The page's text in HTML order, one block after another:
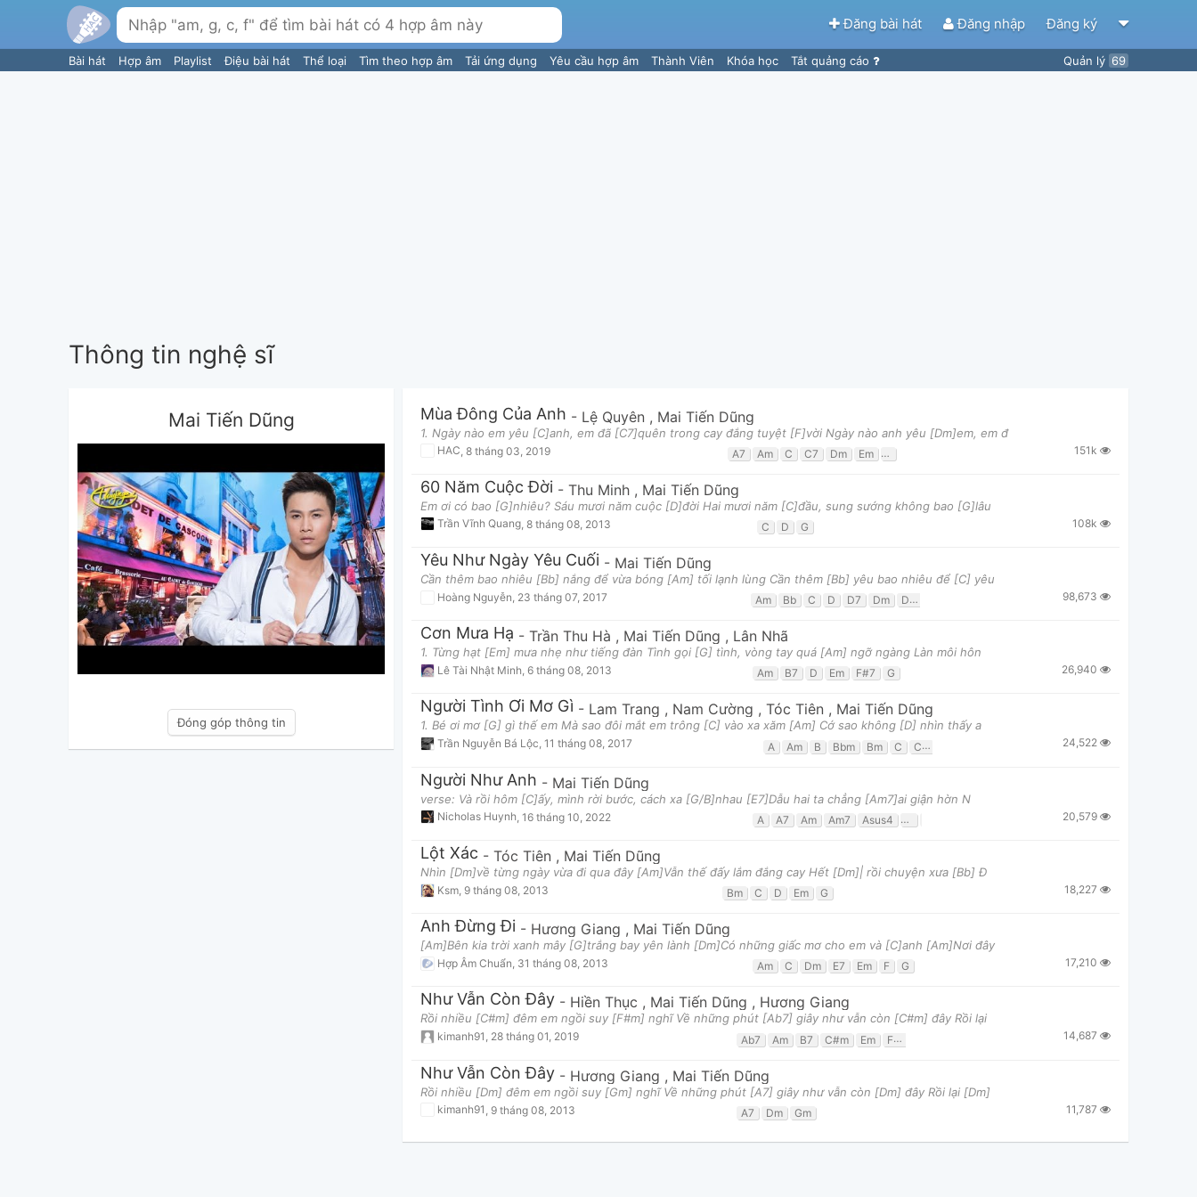
Đăng bài hát Đăng nhập Đăng ký
Bài hát Hợp âm Playlist Điệu bài hát Thể loại Tìm theo hợp âm Tải ứng dụng Yêu cầu hợp âm Thành Viên Khóa học Tắt quảng cáo Quản lý 69
Thông tin nghệ sĩ
Mai Tiến Dũng
Đóng góp thông tin
Mùa Đông Của Anh - Lệ Quyên , Mai Tiến Dũng
1. Ngày nào em yêu [C]anh, em đã [C7]quên trong cay đắng tuyệt [F]vời Ngày nào anh yêu [Dm]em, em đ
HAC 8 tháng 03, 2019 A7 Am C C7 Dm Em F 151k
60 Năm Cuộc Đời - Thu Minh , Mai Tiến Dũng
Em ơi có bao [G]nhiêu? Sáu mươi năm cuộc [D]đời Hai mươi năm [C]đầu, sung sướng không bao [G]lâu
Trần Vĩnh Quang 8 tháng 08, 2013 C D G 108k
Yêu Như Ngày Yêu Cuối - Mai Tiến Dũng
Cần thêm bao nhiêu [Bb] nắng để vừa bóng [Am] tối lạnh lùng Cần thêm [Bb] yêu bao nhiêu để [C] yêu
Hoàng Nguyễn 23 tháng 07, 2017 Am Bb C D D7 Dm Dsus4 98,673
Cơn Mưa Hạ - Trần Thu Hà , Mai Tiến Dũng , Lân Nhã
1. Từng hạt [Em] mưa nhẹ như tiếng đàn Tình gọi [G] tình, vòng tay quá [Am] ngỡ ngàng Làn môi hôn
Lê Tài Nhật Minh 6 tháng 08, 2013 Am B7 D Em F#7 G 26,940
Người Tình Ơi Mơ Gì - Lam Trang , Nam Cường , Tóc Tiên , Mai Tiến Dũng
1. Bé ơi mơ [G] gì thế em Mà sao đôi mắt em trông [C] vào xa xăm [Am] Cớ sao không [D] nhìn thấy a
Trần Nguyễn Bá Lộc, 11 tháng 08, 2017 A Am B Bbm Bm C C# G24,522
Người Như Anh - Mai Tiến Dũng
verse: Và rồi hôm [C]ấy, mình rời bước, cách xa [G/B]nhau [E7]Dẫu hai ta chẳng [Am7]ai giận hờn N
Nicholas Huynh 16 tháng 10, 2022 A A7 Am Am7 Asus4 C E7 Em7
20,579
Lột Xác - Tóc Tiên , Mai Tiến Dũng
Nhìn [Dm]về từng ngày vừa đi qua đây [Am]Vẫn thế đấy lắm đắng cay Hết [Dm]| rồi chuyện xưa [Bb] Đ
Ksm 9 tháng 08, 2013 Bm C D Em G 18,227
Anh Đừng Đi - Hương Giang , Mai Tiến Dũng
[Am]Bên kia trời xanh mây [G]trắng bay yên lành [Dm]Có những giấc mơ cho em và [C]anh [Am]Nơi đây
Hợp Âm Chuẩn 31 tháng 08, 2013 Am C Dm E7 Em F G 17,210
Như Vẫn Còn Đây - Hiền Thục , Mai Tiến Dũng , Hương Giang
Rồi nhiều [C#m] đêm em ngồi suy [F#m] nghĩ Về những phút [Ab7] giây như vẫn còn [C#m] đây Rồi lại
kimanh91 , 28 tháng 01, 2019 Ab7 Am B7 C#m Em F#m 14,687
Như Vẫn Còn Đây - Hương Giang , Mai Tiến Dũng
Rồi nhiều [Dm] đêm em ngồi suy [Gm] nghĩ Về những phút [A7] giây như vẫn còn [Dm] đây Rồi lại [Dm]
kimanh91 9 tháng 08, 2013 A7 Dm Gm 11,787